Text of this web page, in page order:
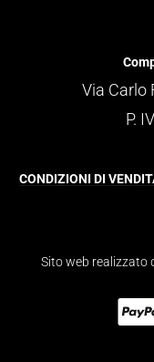
Via Carlo
P.
CONDIZIONI DI
Sito web realizzato